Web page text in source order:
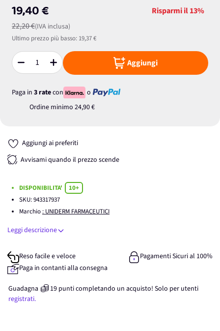
19,40 €
22,20 €(IVA inclusa)
Risparmi il13%
Ultimo prezzo più basso: 19,37 €
Quantità Aggiungi
Paga in 3 ratecon
o
Ordine minimo 24,90 €
Aggiungi ai preferiti
Avvisami quando il prezzo scende
DISPONIBILITA'
10+
SKU:943317937
Marchio : UNIDERM FARMACEUTICI
Leggi descrizione
Reso facile e veloce
Pagamenti Sicuri al 100%
Paga in contanti alla consegna
Guadagna 19 punticompletando un acquisto! Solo per utenti
registrati.